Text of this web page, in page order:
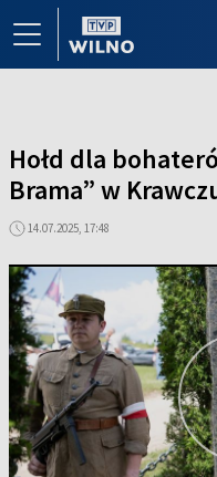
Hołd dla
Brama” w
14.07.2025, 17:48